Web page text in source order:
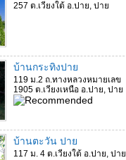
257 ต.เวียงใต้ อ.ปาย, ปาย
บ้านกระทิงปาย
119 ม.2 ถ.ทางหลวงหมายเลข
1905 ต.เวียงเหนือ อ.ปาย, ปาย
บ้านตะวัน ปาย
117 ม. 4 ต.เวียงใต้ อ.ปาย, ปาย